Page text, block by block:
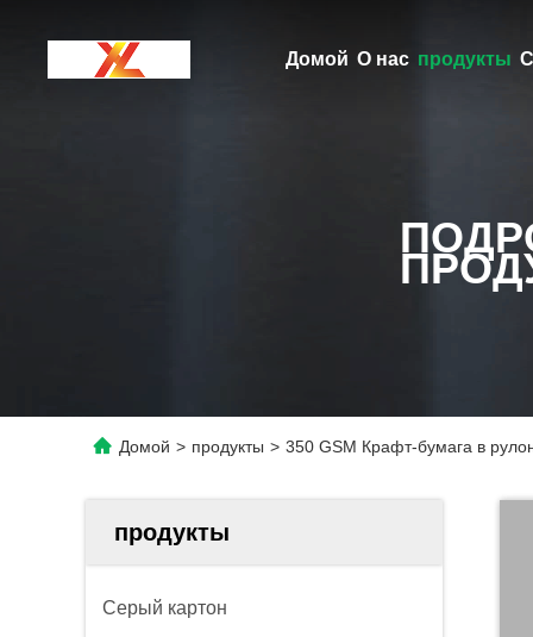
Домой О нас продукты
Домой > продукты > 350 GSM Крафт-бумага в
продукты
Серый картон